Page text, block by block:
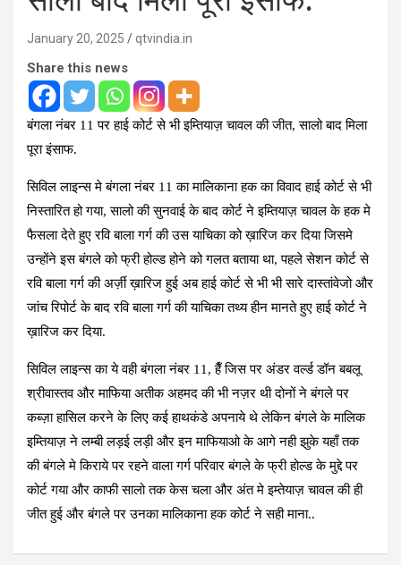
January 20, 2025 qtvindia.in
Share this news
बंगला नंबर 11 पर हाई कोर्ट से भी इम्तियाज़ चावल की जीत, सालो बाद मिला
पूरा इंसाफ.
सिविल लाइन्स मे बंगला नंबर 11 का मालिकाना हक का विवाद हाई कोर्ट से भी
निस्तारित हो गया, सालो की सुनवाई के बाद कोर्ट ने इम्तियाज़ चावल के हक मे
फैसला देते हुए रवि बाला गर्ग की उस याचिका को ख़ारिज कर दिया जिसमे
उन्होंने इस बंगले को फ्री होल्ड होने को गलत बताया था, पहले सेशन कोर्ट से
रवि बाला गर्ग की अर्ज़ी ख़ारिज हुई अब हाई कोर्ट से भी भी सारे दास्तांवेजो और
जांच रिपोर्ट के बाद रवि बाला गर्ग की याचिका तथ्य हीन मानते हुए हाई कोर्ट ने
ख़ारिज कर दिया.
सिविल लाइन्स का ये वही बंगला नंबर 11, हैँ जिस पर अंडर वर्ल्ड डॉन बबलू
श्रीवास्तव और माफिया अतीक अहमद की भी नज़र थी दोनों ने बंगले पर
कब्ज़ा हासिल करने के लिए कई हाथकंडे अपनाये थे लेकिन बंगले के मालिक
इम्तियाज़ ने लम्बी लड़ई लड़ी और इन माफियाओ के आगे नही झुके यहाँ तक
की बंगले मे किराये पर रहने वाला गर्ग परिवार बंगले के फ्री होल्ड के मुद्दे पर
कोर्ट गया और काफी सालो तक केस चला और अंत मे इम्तेयाज़ चावल की ही
जीत हुई और बंगले पर उनका मालिकाना हक कोर्ट ने सही माना..